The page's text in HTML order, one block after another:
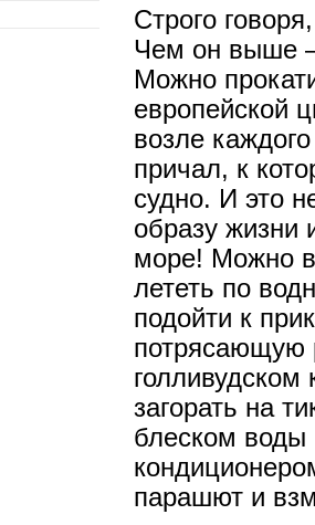
Строго
Чем он выше
Можно
европейской
возле
причал, к
судно. И это
образу жизни
море! Можно
лететь по
подойти к
потрясающую
голливудском
загорать на
блеском воды
парашют и